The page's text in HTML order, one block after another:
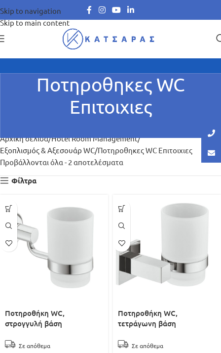
Skip to navigation
Skip to main content
Ποτηροθηκες WC
Επιτοιχιες
Αρχική σελίδα Hotel Room Management
Εξοπλισμός & Αξεσουάρ WC Ποτηροθηκες WC Επιτοιχιες
Προβάλλονται όλα - 2 αποτελέσματα
Φίλτρα
Ποτηροθήκη WC,
στρογγυλή βάση
Σε απόθεμα
Ποτηροθήκη WC,
τετράγωνη βάση
Σε απόθεμα